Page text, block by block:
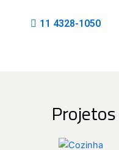
11 4328-1050